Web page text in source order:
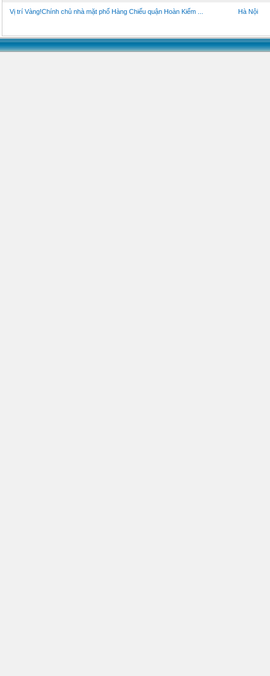
Vị trí Vàng!Chính chủ nhà mặt phố Hàng Chiếu quận Hoàn Kiếm ... Hà Nội